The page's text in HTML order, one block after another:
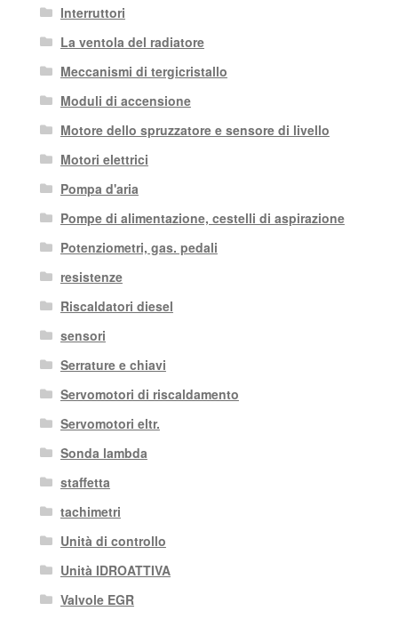
Interruttori
La ventola del radiatore
Meccanismi di tergicristallo
Moduli di accensione
Motore dello spruzzatore e sensore di livello
Motori elettrici
Pompa d'aria
Pompe di alimentazione, cestelli di aspirazione
Potenziometri, gas. pedali
resistenze
Riscaldatori diesel
sensori
Serrature e chiavi
Servomotori di riscaldamento
Servomotori eltr.
Sonda lambda
staffetta
tachimetri
Unità di controllo
Unità IDROATTIVA
Valvole EGR